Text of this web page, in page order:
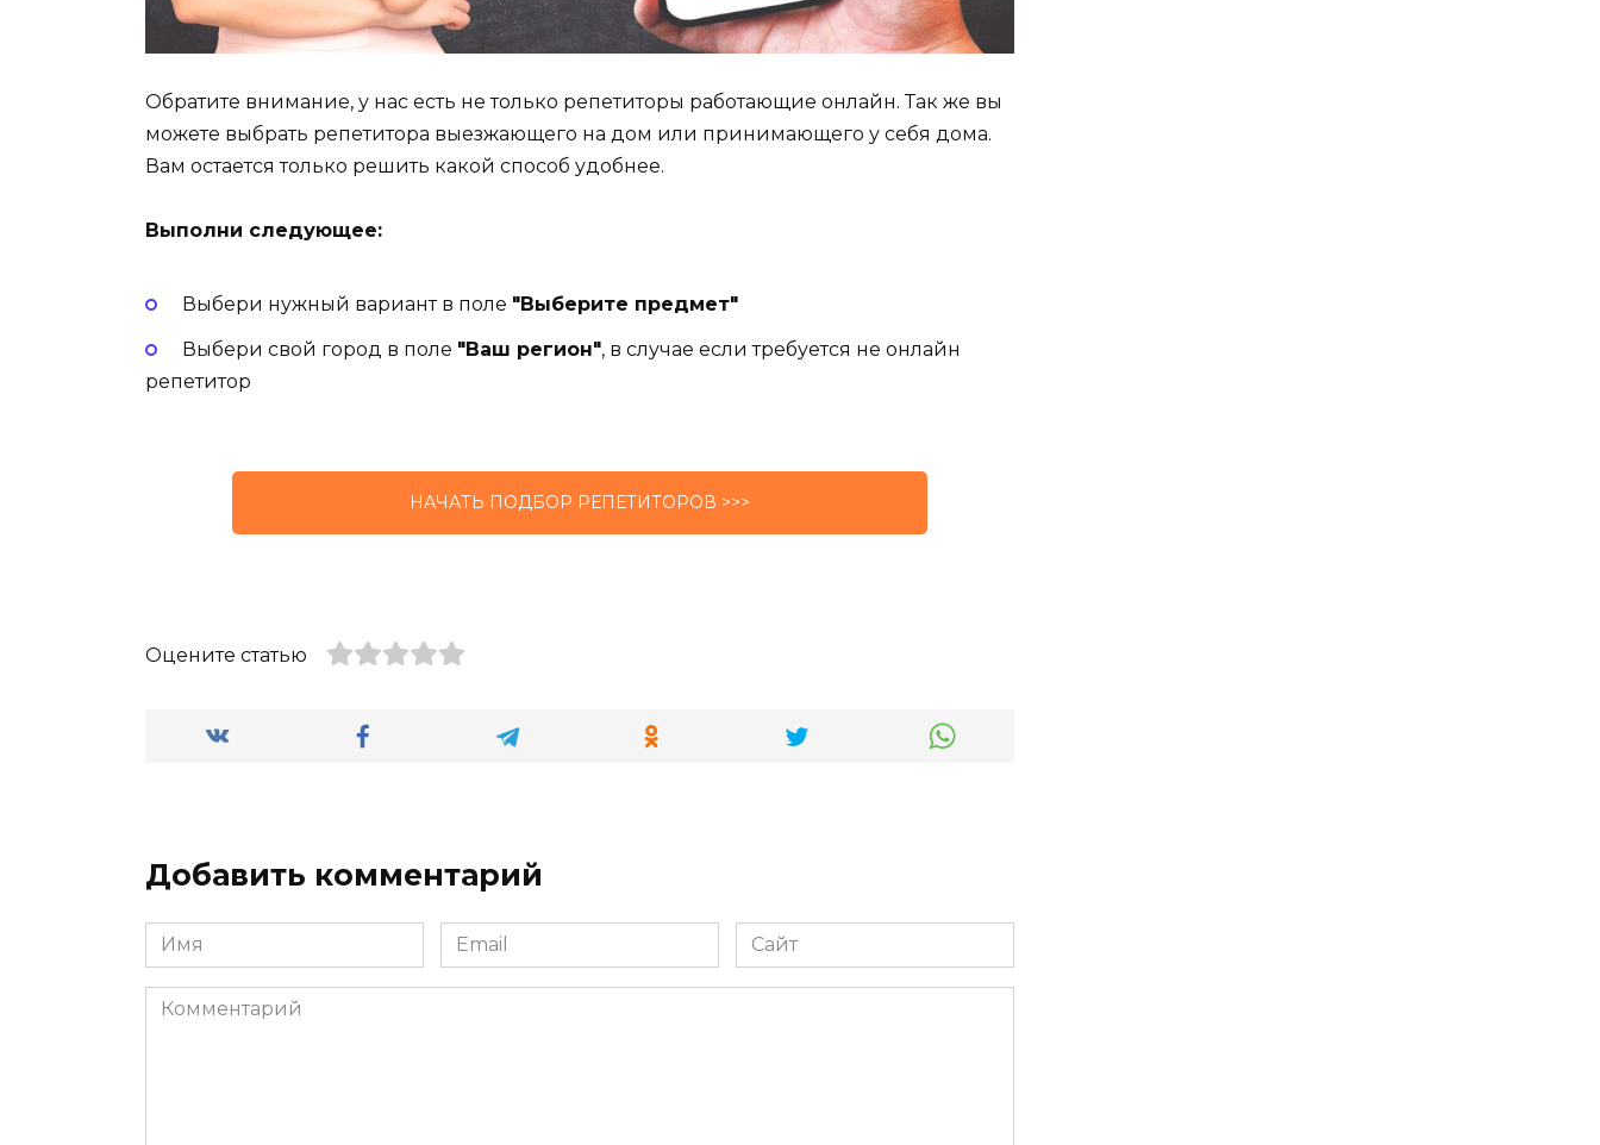
Обратите внимание, у нас есть не только репетиторы работающие онлайн. Так же вы
можете выбрать репетитора выезжающего на дом или принимающего у себя дома.
Вам остается только решить какой способ удобнее.
Выполни следующее:
Выбери нужный вариант в поле "Выберите предмет"
Выбери свой город в поле "Ваш регион", в случае если требуется не онлайн
репетитор
НАЧАТЬ ПОДБОР РЕПЕТИТОРОВ >>>
Оцените статью
Добавить комментарий
Имя
*
Email
*
Сайт
Комментарий